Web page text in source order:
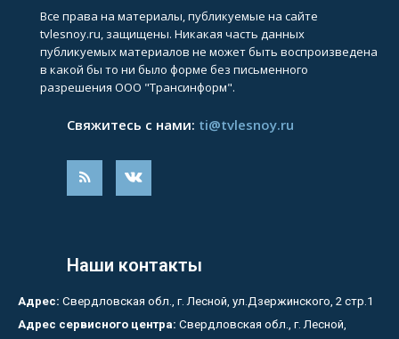
Все права на материалы, публикуемые на сайте
tvlesnoy.ru, защищены. Никакая часть данных
публикуемых материалов не может быть воспроизведена
в какой бы то ни было форме без письменного
разрешения ООО "Трансинформ".
Свяжитесь с нами: ti@tvlesnoy.ru
Наши контакты
Адрес: Свердловская обл., г. Лесной, ул.Дзержинского, 2 стр.1
Адрес сервисного центра: Свердловская обл., г. Лесной,